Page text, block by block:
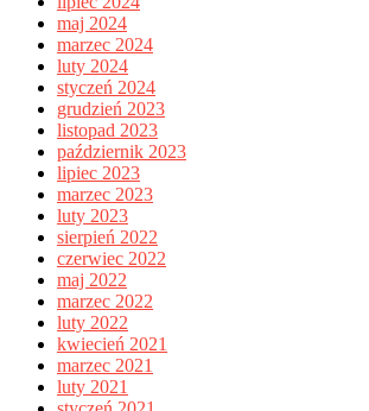
maj 2024
marzec 2024
luty 2024
styczeń 2024
grudzień 2023
listopad 2023
październik 2023
lipiec 2023
marzec 2023
luty 2023
sierpień 2022
czerwiec 2022
maj 2022
marzec 2022
luty 2022
kwiecień 2021
marzec 2021
luty 2021